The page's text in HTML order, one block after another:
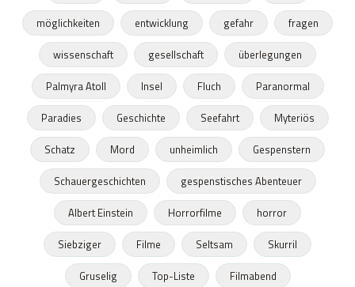
möglichkeiten
entwicklung gefahr
fragen
wissenschaft
gesellschaft
überlegungen
Palmyra Atoll
Insel Fluch
Paranormal
Paradies
Geschichte Seefahrt
Myteriös
Schatz
Mord unheimlich
Gespenstern
Schauergeschichten
gespenstisches Abenteuer
Albert Einstein
Horrorfilme
horror
Siebziger
Filme Seltsam
Skurril
Gruselig
Top-Liste
Filmabend